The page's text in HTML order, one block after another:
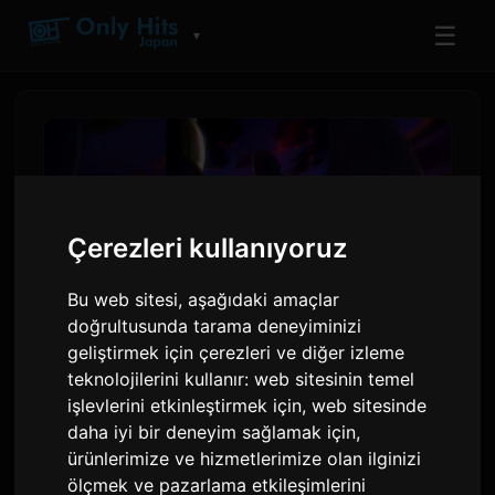
Çerezleri kullanıyoruz
Bu web sitesi, aşağıdaki amaçlar
doğrultusunda tarama deneyiminizi
geliştirmek için çerezleri ve diğer izleme
teknolojilerini kullanır:web sitesinin temel
işlevlerini etkinleştirmek için,web sitesinde
daha iyi bir deneyim sağlamak için,
ürünlerimize ve hizmetlerimize olan ilginizi
ölçmek ve pazarlama etkileşimlerini
▼ ☰
Digimon Beatbreak 12
Temmuz'da Yeni 'Kyo-hen'
Hikaye Yayınına Başlıyor